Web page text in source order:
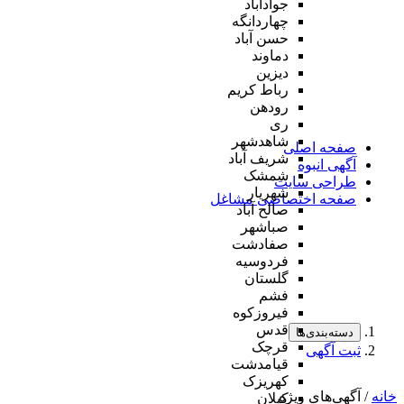
جوادآباد
چهاردانگه
حسن آباد
دماوند
دیزین
رباط کریم
رودهن
ری
شاهدشهر
شریف آباد
شمشک
شهریار
صالح آباد
صباشهر
صفادشت
فردوسیه
گلستان
فشم
فیروزکوه
قدس
قرچک
قیامدشت
کهریزک
کیلان
صفحه اصلی
آگهی انبوه
طراحی سایت
صفحه اختصاصی مشاغل
دسته‌بندی‌ها
ثبت آگهی
خانه / آگهی‌های ویژه